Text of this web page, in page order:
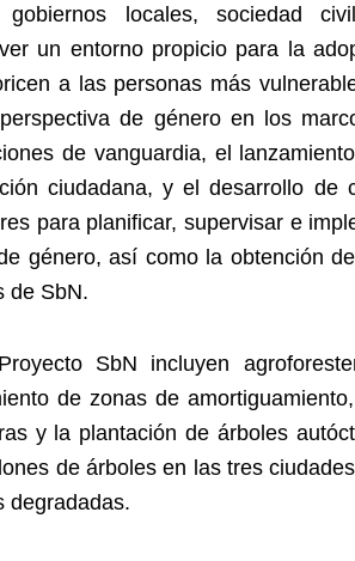
locales, sociedad
un entorno propicio para la
a las personas más
de género en los
de vanguardia, el
ciudadana, y el desarrollo de
para planificar, supervisar e
género, así como la obtención
de SbN.
SbN incluyen
de zonas de
y la plantación de árboles
de árboles en las tres
degradadas.